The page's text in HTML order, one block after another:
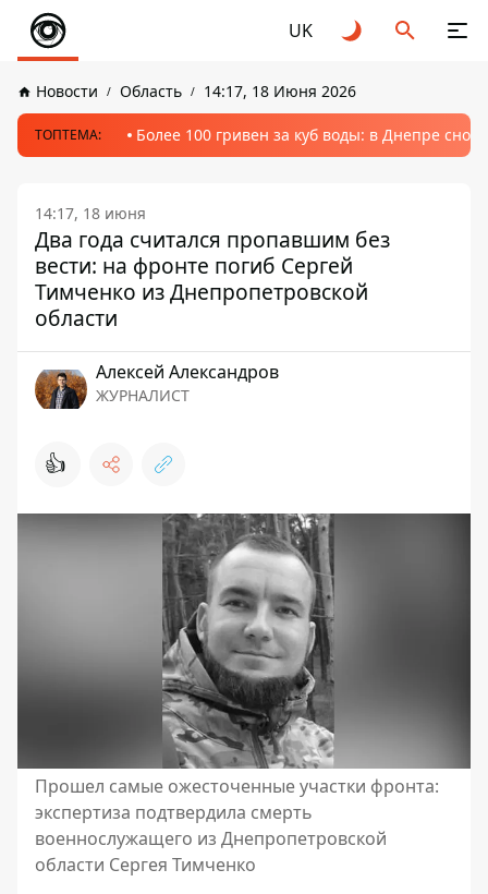
UK
Новости Область 14:17, 18 Июня 2026
ТОПТЕМА: Более 100 гривен за куб воды: в Днепре
14:17, 18 июня
Два года считался пропавшим без
вести: на фронте погиб Сергей
Тимченко из Днепропетровской
области
Алексей Александров
ЖУРНАЛИСТ
👍
Прошел самые ожесточенные участки фронта:
экспертиза подтвердила смерть
военнослужащего из Днепропетровской
области Сергея Тимченко